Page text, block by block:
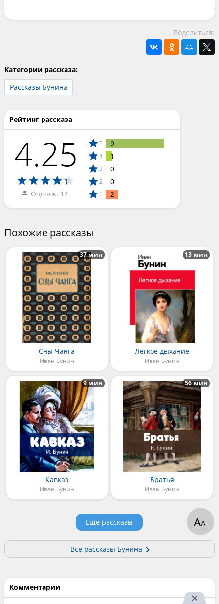
Поделиться:
Категории рассказа:
Рассказы Бунина
Рейтинг рассказа
4.25
Оценок: 12
5 9
4 1
3 0
2 0
1 2
Похожие рассказы
Сны Чанга
Иван Бунин
37 мин
Лёгкое дыхание
Иван Бунин
13 мин
Кавказ
Иван Бунин
9 мин
Братья
Иван Бунин
56 мин
Еще рассказы
Все рассказы Бунина
Комментарии
АА